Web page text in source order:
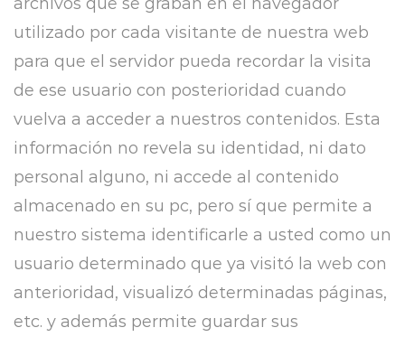
utilizado por cada visitante de nuestra web
para que el servidor pueda recordar la visita
de ese usuario con posterioridad cuando
vuelva a acceder a nuestros contenidos. Esta
información no revela su identidad, ni dato
personal alguno, ni accede al contenido
almacenado en su pc, pero sí que permite a
nuestro sistema identificarle a usted como un
usuario determinado que ya visitó la web con
anterioridad, visualizó determinadas páginas,
etc. y además permite guardar sus